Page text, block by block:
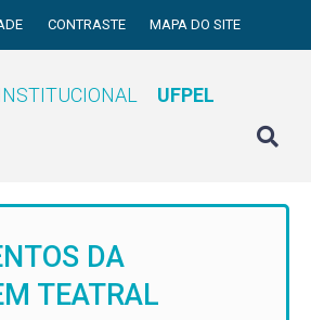
CONTRASTE MAPA DO SITE
UFPEL
DA
TEATRAL